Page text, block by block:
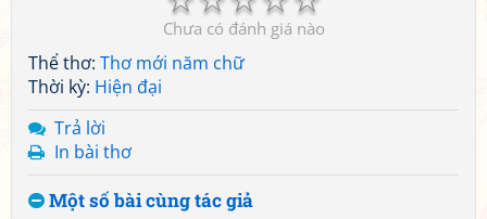
Chưa có đánh giá nào
Thể thơ: Thơ mới năm chữ
Thời kỳ: Hiện đại
Trả lời
In bài thơ
Một số bài cùng tác giả